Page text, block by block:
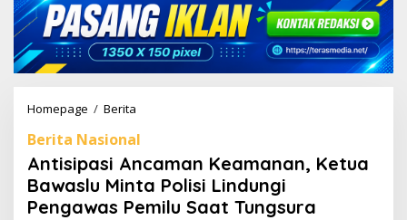
Homepage / Berita
t
i
s
i
p
Berita Nasional
Antisipasi Ancaman Keamanan, Ketua
Bawaslu Minta Polisi Lindungi
Pengawas Pemilu Saat Tungsura